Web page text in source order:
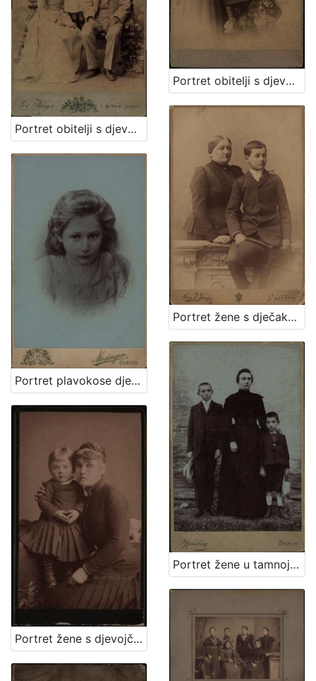
Portret obitelji s djevojčicom / G. & I. Varga
Portret obitelji s djevojčicom u sredini / Mosinger & Breyer
Portret plavokose djevojčice / Mosinger ; [izradio] Artistički zavod Mosinger
Portret žene s dječakom / G. & I. Varga
Portret žene s djevojčicom / [Gjuro Varga] ; [izradio fotografski atelier] G. & I. Varga
Portret žene u tamnoj haljini s dva dječaka / Weinberg ; [izradio] Atelier M. Weinberg